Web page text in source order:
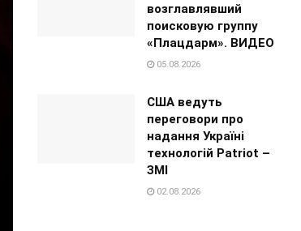
возглавлявший
поисковую группу
«Плацдарм». ВИДЕО
05.08.2026
США ведуть
переговори про
надання Україні
технологій Patriot –
ЗМІ
02.08.2026